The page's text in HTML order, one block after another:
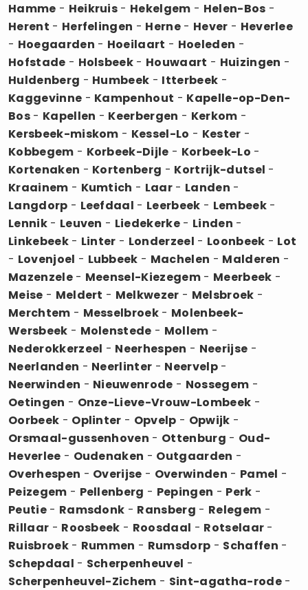
Hamme - Heikruis - Hekelgem - Helen-Bos -
Herent - Herfelingen - Herne - Hever - Heverlee
- Hoegaarden - Hoeilaart - Hoeleden -
Hofstade - Holsbeek - Houwaart - Huizingen -
Huldenberg - Humbeek - Itterbeek -
Kaggevinne - Kampenhout - Kapelle-op-Den-
Bos- Kapellen - Keerbergen - Kerkom -
Kersbeek-miskom - Kessel-Lo - Kester -
Kobbegem - Korbeek-Dijle - Korbeek-Lo -
Kortenaken - Kortenberg - Kortrijk-dutsel -
Kraainem - Kumtich - Laar - Landen -
Langdorp - Leefdaal - Leerbeek - Lembeek-
Lennik- Leuven - Liedekerke- Linden -
Linkebeek- Linter - Londerzeel - Loonbeek - Lot
- Lovenjoel - Lubbeek - Machelen - Malderen -
Mazenzele- Meensel-Kiezegem- Meerbeek -
Meise - Meldert - Melkwezer - Melsbroek -
Merchtem - Messelbroek - Molenbeek-
Wersbeek - Molenstede - Mollem -
Nederokkerzeel - Neerhespen - Neerijse -
Neerlanden - Neerlinter - Neervelp-
Neerwinden - Nieuwenrode - Nossegem -
Oetingen - Onze-Lieve-Vrouw-Lombeek -
Oorbeek - Oplinter - Opvelp - Opwijk -
Orsmaal-gussenhoven - Ottenburg - Oud-
Heverlee - Oudenaken - Outgaarden -
Overhespen - Overijse - Overwinden - Pamel -
Peizegem - Pellenberg - Pepingen - Perk -
Peutie- Ramsdonk - Ransberg - Relegem -
Rillaar - Roosbeek - Roosdaal - Rotselaar -
Ruisbroek- Rummen - Rumsdorp - Schaffen -
Schepdaal - Scherpenheuvel -
Scherpenheuvel-Zichem - Sint-agatha-rode-